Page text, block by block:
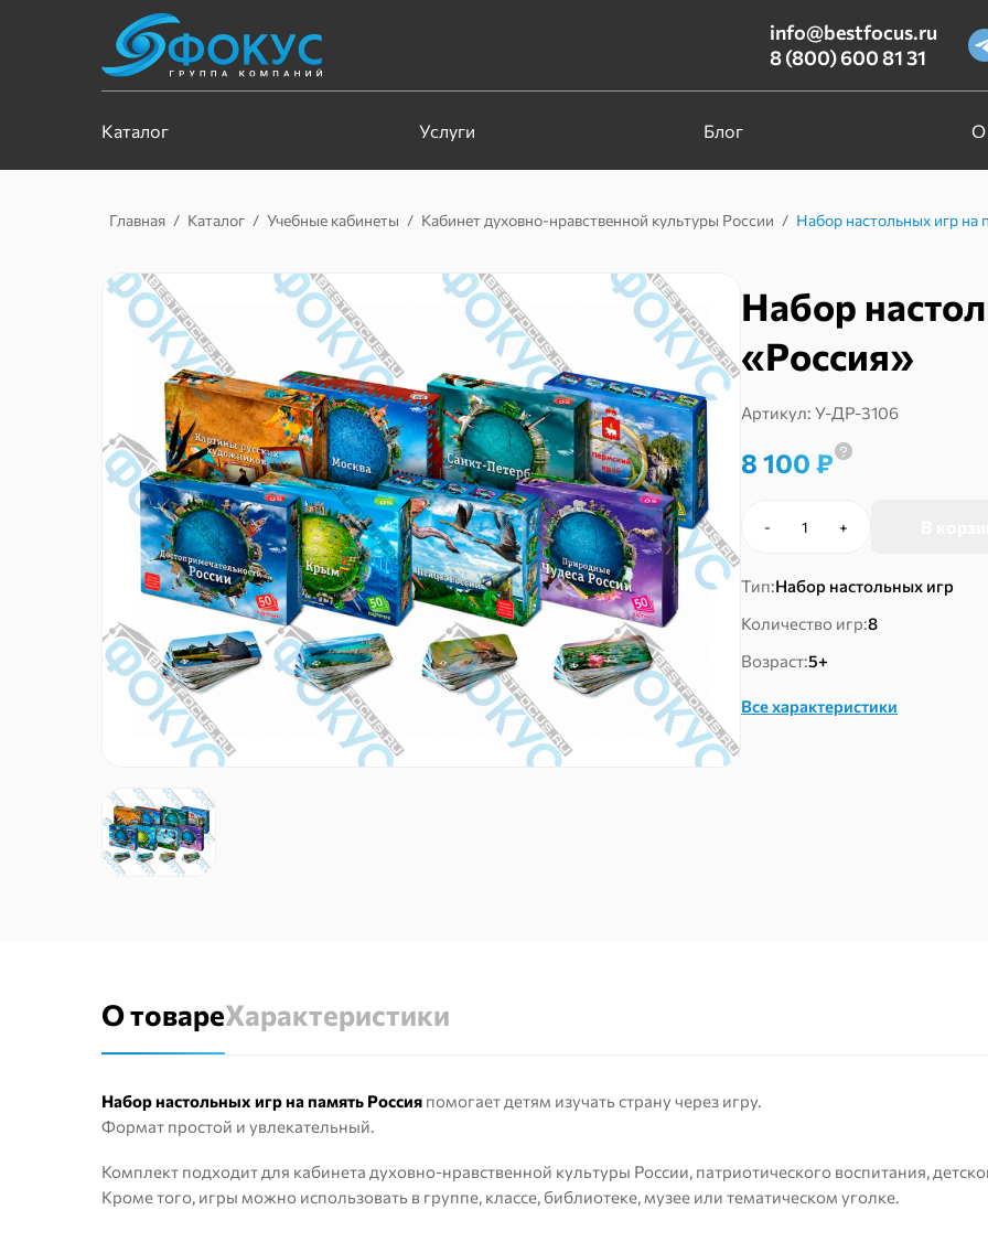
info@bestfocus.ru
8 (800) 600 81 31
Каталог Услуги Блог О
Главная / Каталог / Учебные кабинеты / Кабинет духовно-нравственной культуры России / Набор настольных игр на
Набор
«Россия»
Артикул: У-ДР-3106
8 100 ₽
-
Количество
Набор
игр
на
память
«Россия»
+
Тип:Набор настольных игр
Количество игр:8
Возраст:5+
Все характеристики
О товареХарактеристики
Набор настольных игр на память Россия помогает детям изучать страну через игру.
Формат простой и увлекательный.
Комплект подходит для кабинета духовно-нравственной культуры России, патриотического воспитания,
Кроме того, игры можно использовать в группе, классе, библиотеке, музее или тематическом уголке.